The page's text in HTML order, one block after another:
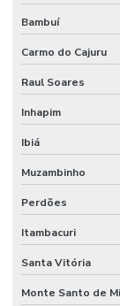
Manutenção de
Manutenção de
Mão de obra
Mão de obra de
Mão de obra
Mão de obra
Mão de obra
Bambuí
Carmo do Cajuru
Raul Soares
Inhapim
Ibiá
Muzambinho
Perdões
Itambacuri
Santa Vitória
Monte Santo de